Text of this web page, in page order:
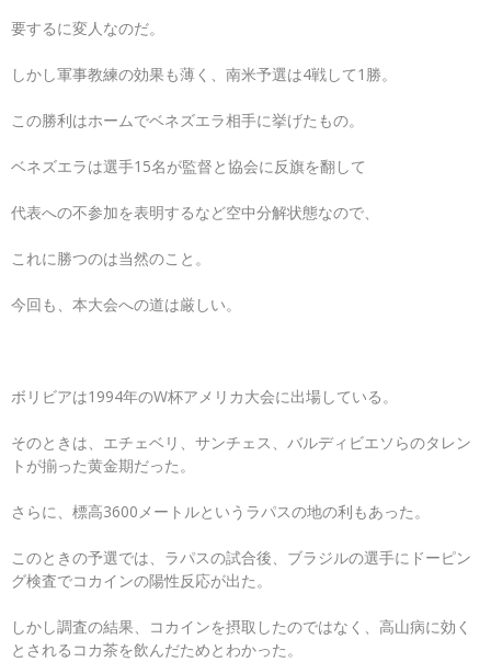
要するに変人なのだ。
しかし軍事教練の効果も薄く、南米予選は4戦して1勝。
この勝利はホームでベネズエラ相手に挙げたもの。
ベネズエラは選手15名が監督と協会に反旗を翻して
代表への不参加を表明するなど空中分解状態なので、
これに勝つのは当然のこと。
今回も、本大会への道は厳しい。
ボリビアは1994年のW杯アメリカ大会に出場している。
そのときは、エチェベリ、サンチェス、バルディビエソらのタレン
トが揃った黄金期だった。
さらに、標高3600メートルというラパスの地の利もあった。
このときの予選では、ラパスの試合後、ブラジルの選手にドーピン
グ検査でコカインの陽性反応が出た。
しかし調査の結果、コカインを摂取したのではなく、高山病に効く
とされるコカ茶を飲んだためとわかった。